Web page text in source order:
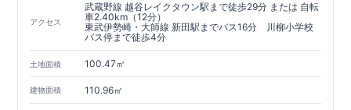
アクセス
武蔵野線 越谷レイクタウン駅まで徒歩29分 または 自転
車2.40km（12分）
東武伊勢崎・大師線 新田駅までバス16分 川柳小学校
バス停まで徒歩4分
土地面積 100.47㎡
建物面積 110.96㎡